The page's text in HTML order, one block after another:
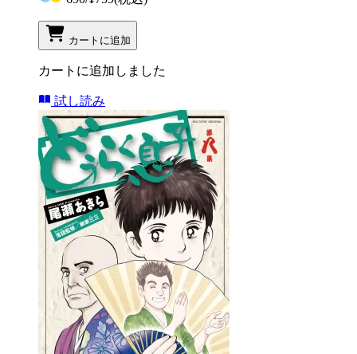
カートに追加
カートに追加しました
試し読み